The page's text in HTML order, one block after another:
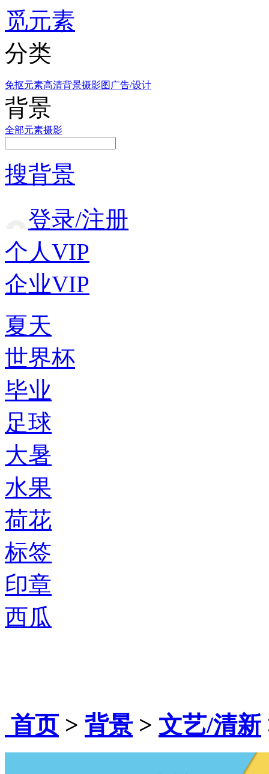
觅元素
分类
免抠元素高清背景摄影图 广告/设计
背景
全部元素摄影
搜背景
登录/注册
个人VIP
企业VIP
夏天
世界杯
毕业
足球
大暑
水果
荷花
标签
印章
西瓜
首页> 背景 > 文艺/清新